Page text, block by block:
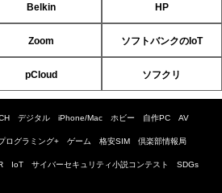
Belkin HP
Zoom ソフトバンクのIoT
pCloud ソフクリ
デジタル iPhone/Mac ホビー 自作PC AV
ログラミング+ ゲーム 格安SIM 倶楽部情報局
IoT サイバーセキュリティ小説コンテスト SDGs